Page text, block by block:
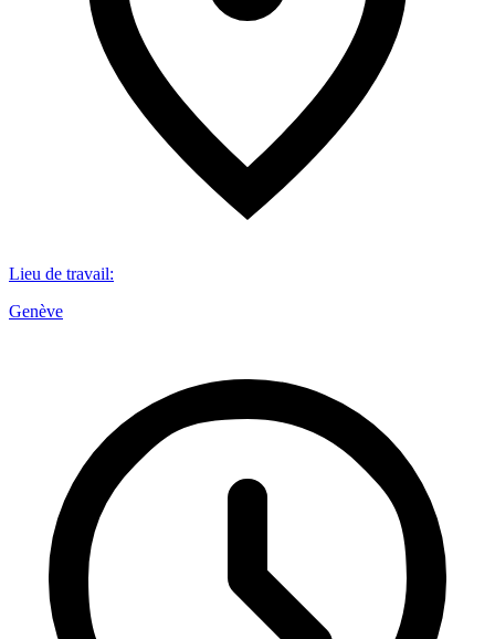
Lieu de travail:
Genève